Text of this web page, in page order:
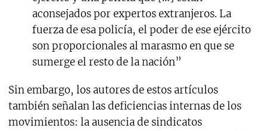
aconsejados por expertos extranjeros. La
fuerza de esa policía, el poder de ese ejército
son proporcionales al marasmo en que se
sumerge el resto de la nación”
Sin embargo, los autores de estos artículos
también señalan las deficiencias internas de los
movimientos: la ausencia de sindicatos